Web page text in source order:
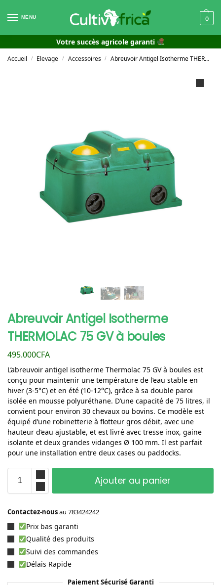
MENU 0
Votre succès agricole garanti
Accueil / Elevage / Accessoires / Abreuvoir Antigel Isotherme THERMOLAC 75 GV à boules
Abreuvoir Antigel Isotherme
THERMOLAC 75 GV à boules
495.000CFA
L’abreuvoir antigel isotherme Thermolac 75 GV à boules est
conçu pour maintenir une température de l’eau stable en
hiver (3-5°C) et en été (10-12°C), grâce à sa double paroi
isolée en mousse polyuréthane. D’une capacité de 75 litres, il
convient pour environ 30 chevaux ou bovins. Ce modèle est
équipé d’une robinetterie à flotteur gros débit, avec une
hauteur d’eau ajustable, et est livré avec tresse inox, gaine
isolante et deux grandes vidanges Ø 100 mm. Il est parfait
pour une installation entre deux cases ou paddocks.
Ajouter au panier
Contactez-nousau 783424242
Prix bas garanti
Qualité des produits
Suivi des commandes
Délais Rapide
Paiement Sécurisé Garanti